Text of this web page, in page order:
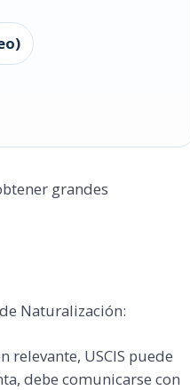
grandes
Naturalización:
USCIS puede
debe comunicarse con